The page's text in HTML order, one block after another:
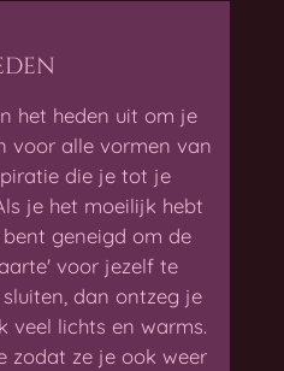
het heden uit om je
voor alle vormen van
die je tot je
je het moeilijk hebt
geneigd om de
voor jezelf te
dan ontzeg je
veel lichts en warms.
zodat ze je ook weer